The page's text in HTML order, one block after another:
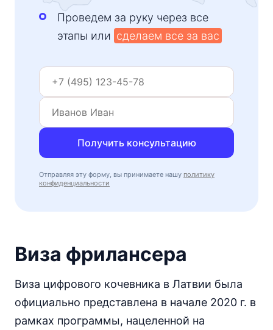
Проведем за руку через все
этапы или сделаем все за вас
Получить консультацию
Отправляя эту форму, вы принимаете нашу политику
конфиденциальности
Виза фрилансера
Виза цифрового кочевника в Латвии была
официально представлена в начале 2020 г. в
рамках программы, нацеленной на